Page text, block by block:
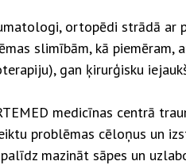
ortopēdi strādā ar
slimībām, kā
gan ķirurģisku
medicīnas centrā
problēmas cēloņus un
mazināt sāpes un